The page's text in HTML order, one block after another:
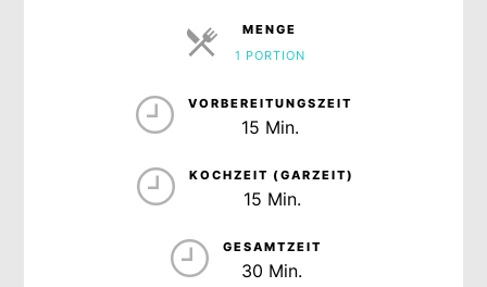
MENGE
1 PORTION
VORBEREITUNGSZEIT
15 Min.
KOCHZEIT (GARZEIT)
15 Min.
GESAMTZEIT
30 Min.